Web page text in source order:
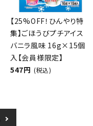
【25%OFF！ひんやり特
集】ごほうびプチアイス
バニラ風味 16g×15個
入【会員様限定】
547円 (税込)